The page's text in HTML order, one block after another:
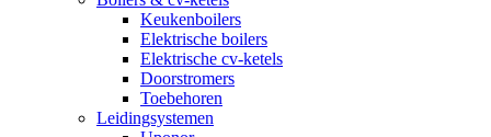
Keukenboilers
Elektrische boilers
Elektrische cv-ketels
Doorstromers
Toebehoren
Leidingsystemen